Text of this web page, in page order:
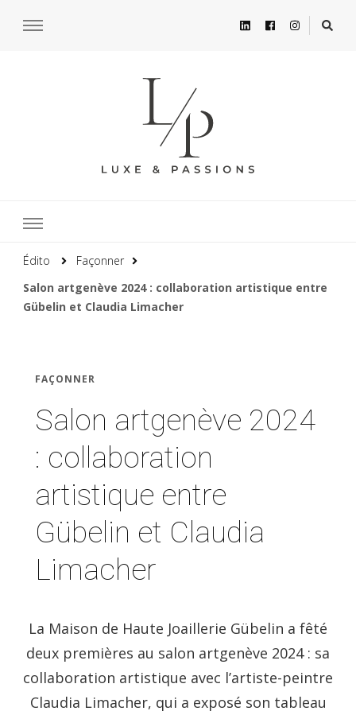
Édito
Façonner
Salon artgenève 2024 : collaboration artistique entre
Gübelin et Claudia Limacher
FAÇONNER
Salon artgenève 2024
: collaboration
artistique entre
Gübelin et Claudia
Limacher
La Maison de Haute Joaillerie Gübelin a fêté
deux premières au salon artgenève 2024 : sa
collaboration artistique avec l’artiste-peintre
Claudia Limacher, qui a exposé son tableau